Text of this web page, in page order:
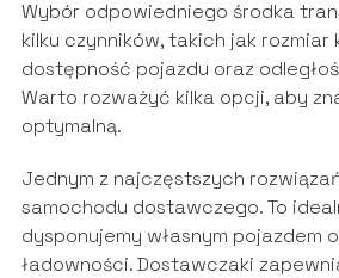
Wybór odpowiedniego środka
kilku czynników, takich jak rozmiar
dostępność pojazdu oraz
Warto rozważyć kilka opcji, aby
optymalną.
Jednym z najczęstszych
samochodu dostawczego. To
dysponujemy własnym pojazdem
ładowności. Dostawczaki